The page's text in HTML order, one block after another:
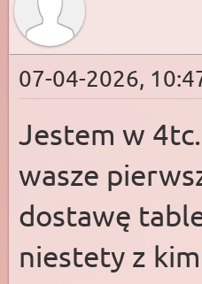
07-04-2026,
Jestem w
wasze
dostawę
niestety z